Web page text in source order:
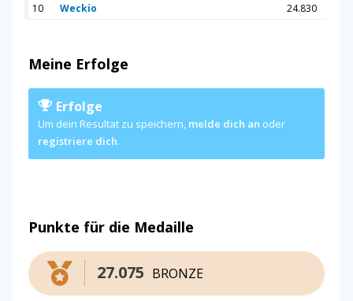
10
Weckio 24.830
Meine Erfolge
Erfolge
Um dein Resultat zu speichern, melde dich an oder
registriere dich.
Punkte für die Medaille
BRONZE
27.075